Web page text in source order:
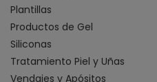
Plantillas
Productos de Gel
Siliconas
Tratamiento Piel y Uñas
Vendajes y Apósitos